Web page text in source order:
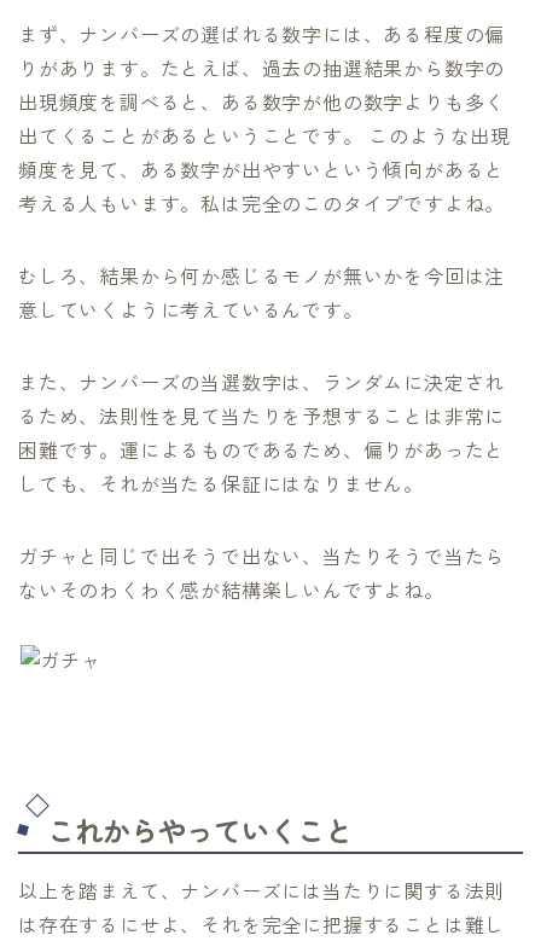
まず、ナンバーズの選ばれる数字には、ある程度の偏
りがあります。たとえば、過去の抽選結果から数字の
出現頻度を調べると、ある数字が他の数字よりも多く
出てくることがあるということです。 このような出現
頻度を見て、ある数字が出やすいという傾向があると
考える人もいます。私は完全のこのタイプですよね。
むしろ、結果から何か感じるモノが無いかを今回は注
意していくように考えているんです。
また、ナンバーズの当選数字は、ランダムに決定され
るため、法則性を見て当たりを予想することは非常に
困難です。運によるものであるため、偏りがあったと
しても、それが当たる保証にはなりません。
ガチャと同じで出そうで出ない、当たりそうで当たら
ないそのわくわく感が結構楽しいんですよね。
これからやっていくこと
以上を踏まえて、ナンバーズには当たりに関する法則
は存在するにせよ、それを完全に把握することは難し